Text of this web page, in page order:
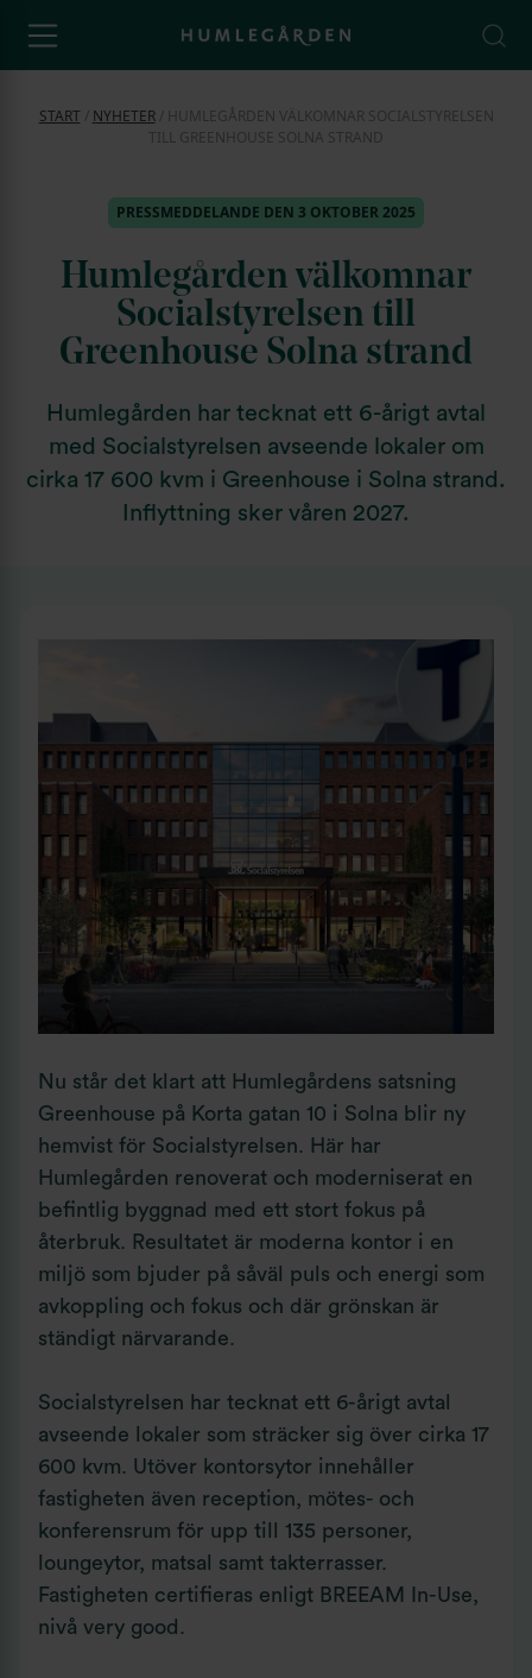
START/ NYHETER/
HUMLEGÅRDEN VÄLKOMNAR SOCIALSTYRELSEN
TILL GREENHOUSE SOLNA STRAND
PRESSMEDDELANDE DEN 3 OKTOBER 2025
Humlegården välkomnar
Socialstyrelsen till
Greenhouse Solna strand
Humlegården har tecknat ett 6-årigt avtal
med Socialstyrelsen avseende lokaler om
cirka 17 600 kvm i Greenhouse i Solna strand.
Inflyttning sker våren 2027.
Nu står det klart att Humlegårdens satsning
Greenhouse på Korta gatan 10 i Solna blir ny
hemvist för Socialstyrelsen. Här har
Humlegården renoverat och moderniserat en
befintlig byggnad med ett stort fokus på
återbruk. Resultatet är moderna kontor i en
miljö som bjuder på såväl puls och energi som
avkoppling och fokus och där grönskan är
ständigt närvarande.
Socialstyrelsen har tecknat ett 6-årigt avtal
avseende lokaler som sträcker sig över cirka 17
600 kvm. Utöver kontorsytor innehåller
fastigheten även reception, mötes- och
konferensrum för upp till 135 personer,
loungeytor, matsal samt takterrasser.
Fastigheten certifieras enligt BREEAM In-Use,
nivå very good.